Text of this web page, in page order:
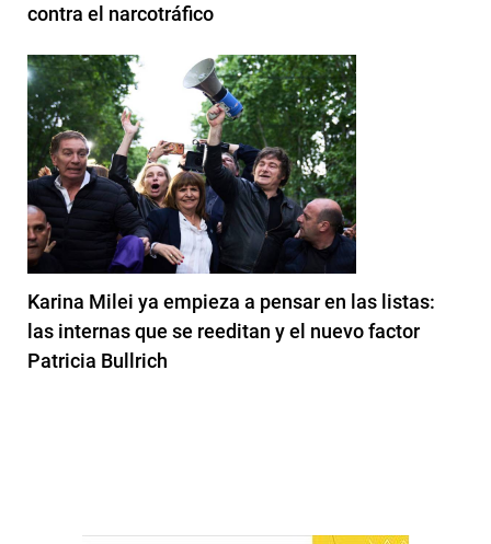
contra el narcotráfico
Karina Milei ya empieza a pensar en las listas:
las internas que se reeditan y el nuevo factor
Patricia Bullrich